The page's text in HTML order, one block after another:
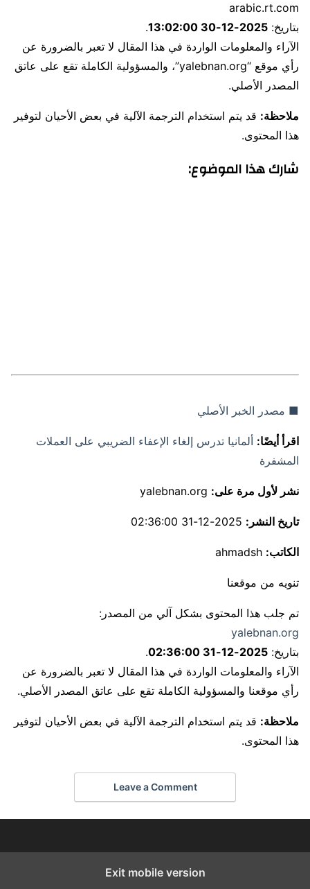
arabic.rt.com
بتاريخ: 2025-12-30 13:02:00
.
الآراء والمعلومات الواردة في هذا المقال لا تعبر بالضرورة عن
رأي موقع “yalebnan.org”، والمسؤولية الكاملة تقع على عاتق
المصدر الأصلي.
ملاحظة: قد يتم استخدام الترجمة الآلية في بعض الأحيان لتوفير
هذا المحتوى.
شارك هذا الموضوع:
■ مصدر الخبر الأصلي
اقرأ أيضًا: ألمانيا تدرس إلغاء الإعفاء الضريبي على العملات
المشفرة
نشر لأول مرة على: yalebnan.org
تاريخ النشر: 2025-12-31 02:36:00
الكاتب: ahmadsh
تنويه من موقعنا
تم جلب هذا المحتوى بشكل آلي من المصدر:
yalebnan.org
بتاريخ: 2025-12-31 02:36:00
.
الآراء والمعلومات الواردة في هذا المقال لا تعبر بالضرورة عن
رأي موقعنا والمسؤولية الكاملة تقع على عاتق المصدر الأصلي.
ملاحظة: قد يتم استخدام الترجمة الآلية في بعض الأحيان لتوفير
هذا المحتوى.
Leave a Comment
Exit mobile version